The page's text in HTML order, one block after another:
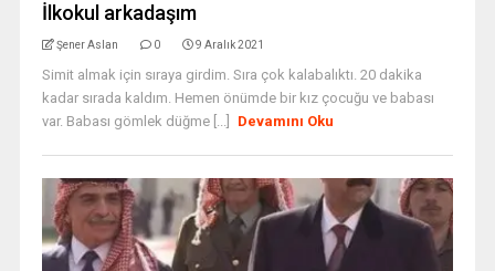
İlkokul arkadaşım
Şener Aslan 0 9 Aralık 2021
Simit almak için sıraya girdim. Sıra çok kalabalıktı. 20 dakika
kadar sırada kaldım. Hemen önümde bir kız çocuğu ve babası
var. Babası gömlek düğme [...]
Devamını Oku